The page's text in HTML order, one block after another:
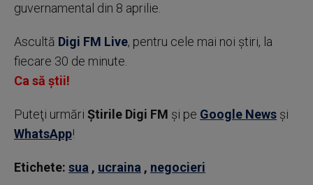
guvernamental din 8 aprilie.
Ascultă Digi FM Live, pentru cele mai noi știri, la
fiecare 30 de minute.
Ca să știi!
Puteţi urmări Știrile Digi FM şi pe Google News şi
WhatsApp!
Etichete: sua , ucraina , negocieri